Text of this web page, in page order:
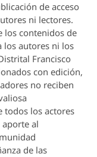
de acceso
ni lectores.
los contenidos de
los autores ni los
Francisco
con edición,
no reciben
todos los actores
al
de las